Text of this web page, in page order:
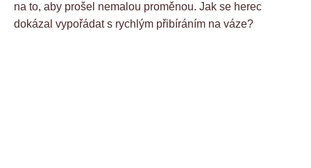
na to, aby prošel nemalou proměnou. Jak se herec
dokázal vypořádat s rychlým přibíráním na váze?